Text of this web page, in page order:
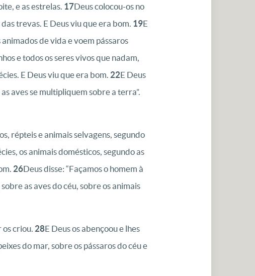
e as estrelas. 17Deus colocou-os no
trevas. E Deus viu que era bom. 19E
de vida e voem pássaros
e todos os seres vivos que nadam,
E Deus viu que era bom. 22E Deus
aves se multipliquem sobre a terra”.
répteis e animais selvagens, segundo
os animais domésticos, segundo as
26Deus disse: “Façamos o homem à
as aves do céu, sobre os animais
os criou. 28E Deus os abençoou e lhes
do mar, sobre os pássaros do céu e